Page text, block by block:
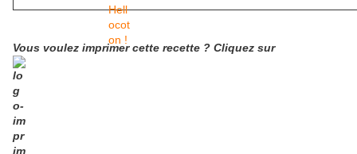
Vous voulez imprimer cette recette ? Cliquez sur